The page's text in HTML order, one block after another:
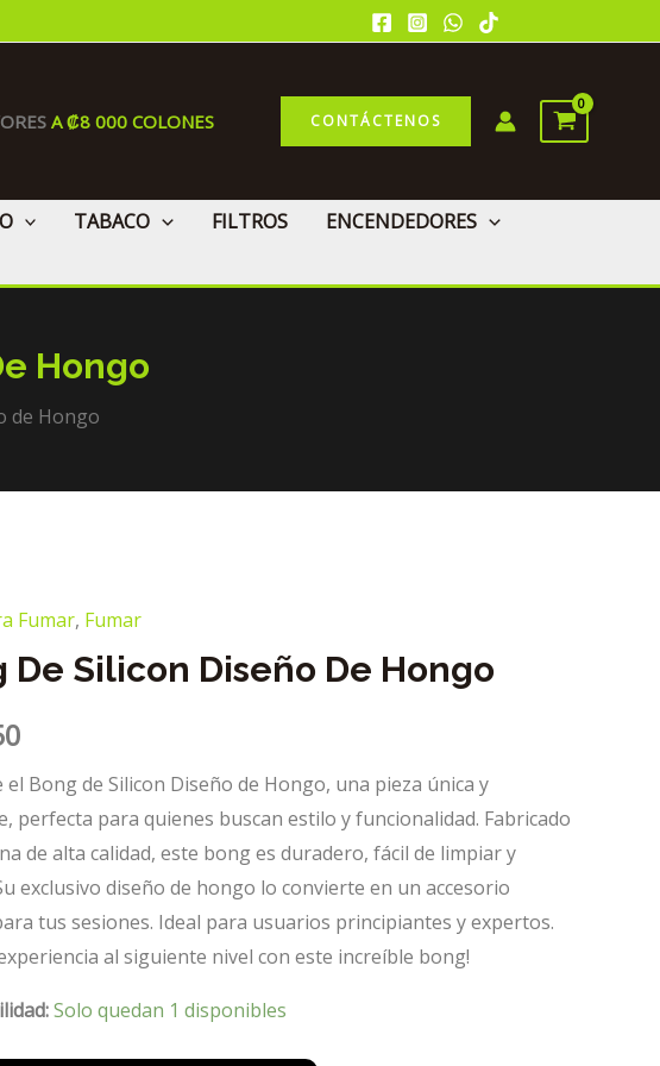
A ₡8 000 COLONES CONTÁCTENOS
TABACO FILTROS
ENCENDEDORES
Hongo
de Hongo
Fumar, Fumar
De Silicon Diseño De Hongo
el Bong de Silicon Diseño de Hongo, una pieza única y
perfecta para quienes buscan estilo y funcionalidad. Fabricado
de alta calidad, este bong es duradero, fácil de limpiar y
exclusivo diseño de hongo lo convierte en un accesorio
tus sesiones. Ideal para usuarios principiantes y expertos.
al siguiente nivel con este increíble bong!
Solo quedan 1 disponibles